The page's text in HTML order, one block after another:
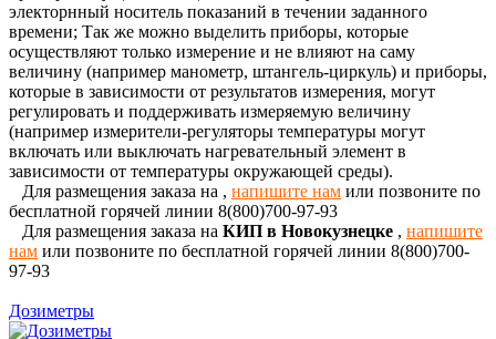
электорнный носитель показаний в течении заданного
времени; Так же можно выделить приборы, которые
осуществляют только измерение и не влияют на саму
величину (например манометр, штангель-циркуль) и приборы,
которые в зависимости от результатов измерения, могут
регулировать и поддерживать измеряемую величину
(например измерители-регуляторы температуры могут
включать или выключать нагревательный элемент в
зависимости от температуры окружающей среды).
Для размещения заказа на , напишите нам или позвоните по
бесплатной горячей линии 8(800)700-97-93
Для размещения заказа на КИП в Новокузнецке , напишите
нам или позвоните по бесплатной горячей линии 8(800)700-
97-93
Дозиметры